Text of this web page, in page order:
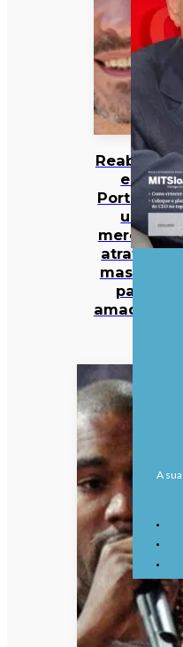
Reabilitar
em
Portugal:
um
mercado
atrativo,
mas não
para
amadores
A